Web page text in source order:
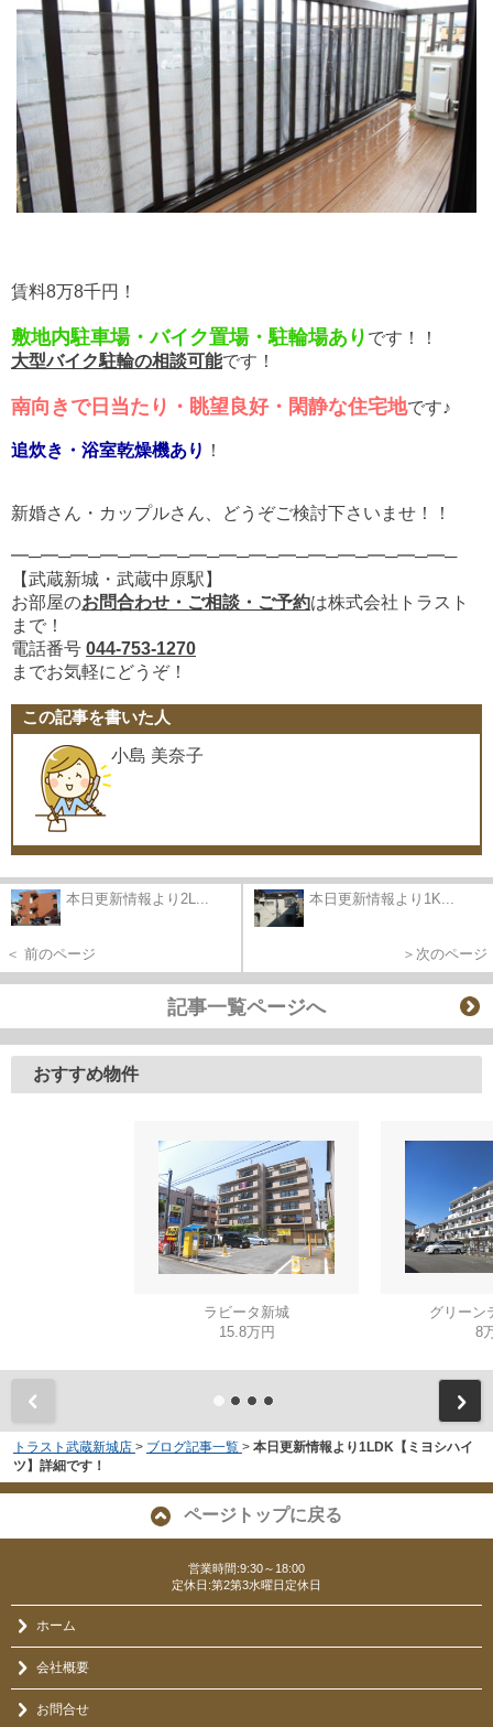
賃料8万8千円！
敷地内駐車場・バイク置場・駐輪場あり です！！
大型バイク駐輪の相談可能です！
南向きで日当たり・眺望良好・閑静な住宅地です♪
追炊き・浴室乾燥機あり ！
新婚さん・カップルさん、どうぞご検討下さいませ！！
━─━─━─━─━─━─━─━─━─━─━─━─━─━─━─
【武蔵新城・武蔵中原駅】
お部屋のお問合わせ・ご相談・ご予約は株式会社トラスト
まで！
電話番号 044-753-1270
までお気軽にどうぞ！
この記事を書いた人
小島 美奈子
本日更新情報より2L...
＜ 前のページ
本日更新情報より1K...
＞次のページ
記事一覧ページへ
おすすめ物件
ラビータ新城
15.8万円
グリーン
8
トラスト武蔵新城店 > ブログ記事一覧 > 本日更新情報より1LDK【ミヨシハイ
ツ】詳細です！
ページトップに戻る
営業時間:9:30～18:00
定休日:第2第3水曜日定休日
ホーム
会社概要
お問合せ